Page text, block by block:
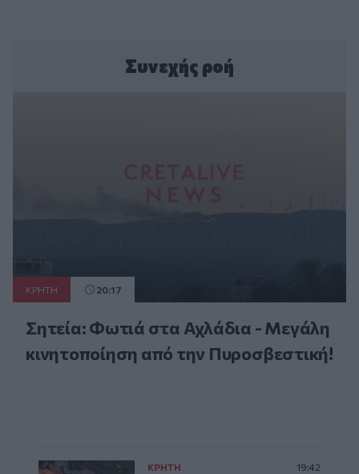
Συνεχής ροή
ΚΡΗΤΗ 20:17
Σητεία: Φωτιά στα Αχλάδια - Μεγάλη
κινητοποίηση από την Πυροσβεστική!
ΚΡΗΤΗ 19:42